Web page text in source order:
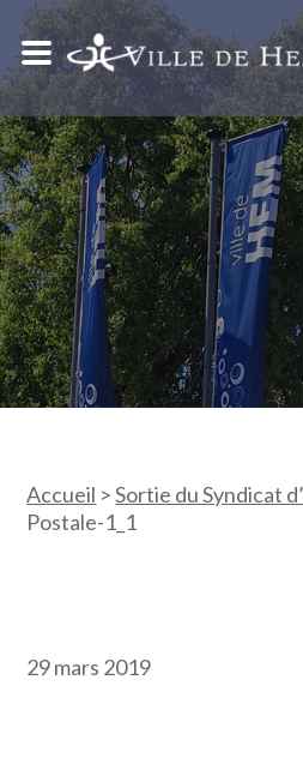
Accueil >Sortie du Syndicat
Postale-1_1
29 mars 2019